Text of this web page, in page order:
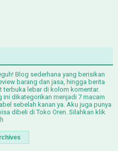
Blog sederhana yang berisikan
barang dan jasa, hingga berita
terbuka lebar di kolom komentar.
ini dikategorikan menjadi 7 macam
sebelah kanan ya. Aku juga punya
dibeli di Toko Oren. Silahkan klik